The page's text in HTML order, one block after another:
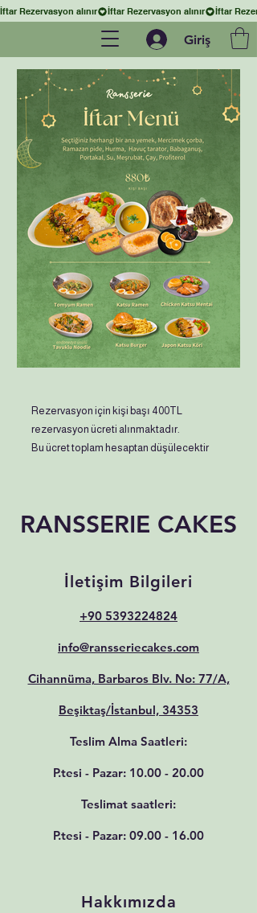
Giriş
İftar Rezervasyon alınır
Rezervasyon için kişi başı 400TL
rezervasyon ücreti alınmaktadır.
Bu ücret toplam hesaptan düşülecektir
RANSSERIE CAKES
İletişim Bilgileri
+90 5393224824
info@ransseriecakes.com
Cihannüma, Barbaros Blv. No: 77/A,
Beşiktaş/İstanbul, 34353
Teslim Alma Saatleri:
P.tesi - Pazar: 10.00 - 20.00
Teslimat saatleri:
P.tesi - Pazar: 09.00 - 16.00
Hakkımızda